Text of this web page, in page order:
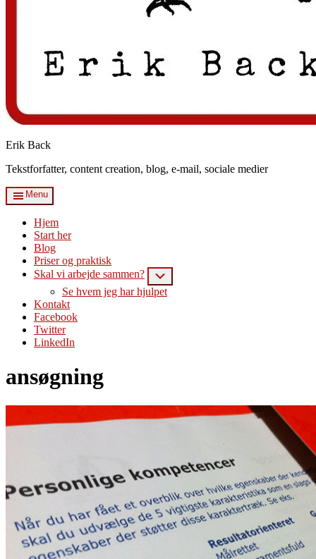
Erik Back
Tekstforfatter, content creation, blog, e-mail, sociale medier
Menu
Hjem
Start her
Blog
Priser og praktisk
Skal vi arbejde sammen?
Se hvem jeg har hjulpet
Kontakt
Facebook
Twitter
LinkedIn
ansøgning